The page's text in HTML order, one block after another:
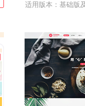
适用版本：基础版